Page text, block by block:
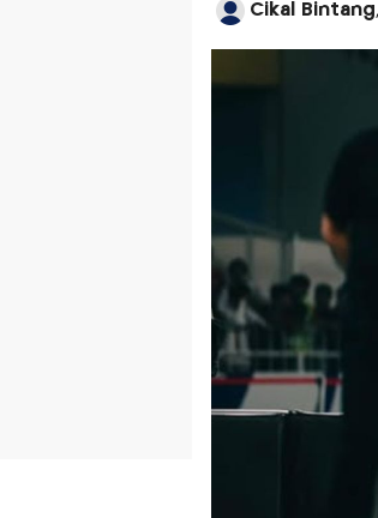
Cikal Bintang